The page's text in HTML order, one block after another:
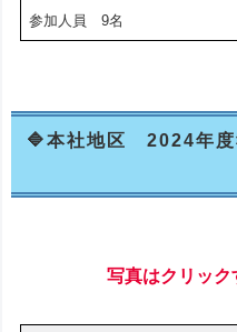
参加人員 9名
本社地区 2024年度
写真はクリッ